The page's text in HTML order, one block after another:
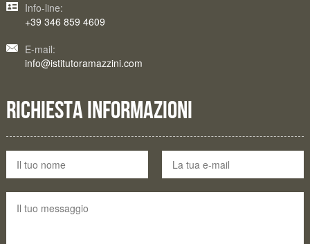
Info-line:
+39 346 859 4609
E-mail:
info@istitutoramazzini.com
RICHIESTA INFORMAZIONI